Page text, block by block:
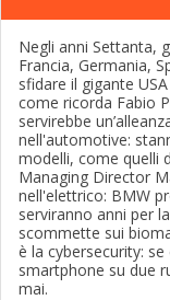
Negli anni Settanta,
Francia, Germania,
sfidare il gigante
come ricorda Fabio
servirebbe
nell'automotive:
modelli, come quelli
Managing Director
nell'elettrico: BMW
serviranno anni per
scommette sui
è la cybersecurity:
smartphone su due
mai.